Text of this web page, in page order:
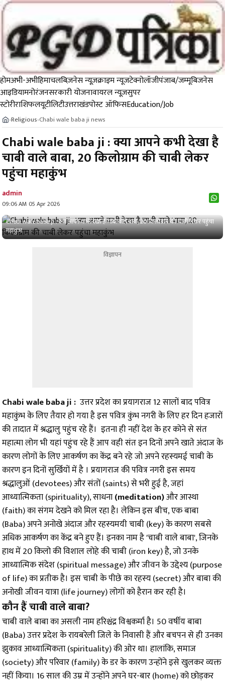
होमअभी-अभीहिमाचलबिज़नेस न्यूज़क्राइम न्यूजटेक्नोलॉजीपंजाब/जम्मूबिजनेस
आइडियामनोरंजनसरकारी योजनावायरल न्यूज़सुपर
स्टोरीराशिफलयूटीलिटीउत्तराखंडपोस्ट ऑफिसEducation/Job
›Religious›Chabi wale baba ji news
Chabi wale baba ji : क्या आपने कभी देखा है
चाबी वाले बाबा, 20 किलोग्राम की चाबी लेकर
पहुंचा महाकुंभ
admin
09:06 AM 05 Apr 2026
Chabi wale baba ji : क्या आपने कभी देखा है चाबी वाले बाबा, 20 किलोग्राम की चाबी लेकर पहुंचा
महाकुंभ
विज्ञापन
Chabi wale baba ji : उत्तर प्रदेश का प्रयागराज 12 सालों बाद पवित्र
महाकुंभ के लिए तैयार हो गया है इस पवित्र कुंभ नगरी के लिए हर दिन हजारों
की तादात में श्रद्धालु पहुंच रहे हैं। इतना ही नहीं देश के हर कोने से संत
महात्मा लोग भी यहां पहुंच रहे हैं आप वही संत इन दिनों अपने खाते अंदाज के
कारण लोगों के लिए आकर्षण का केंद्र बने रहे जो अपने रहस्यमई चाबी के
कारण इन दिनों सुर्खियों में है । प्रयागराज की पवित्र नगरी इस समय
श्रद्धालुओं (devotees) और संतों (saints) से भरी हुई है, जहां
आध्यात्मिकता(spirituality), साधना(meditation)और आस्था
(faith) का संगम देखने को मिल रहा है। लेकिन इस बीच, एक बाबा
(Baba) अपने अनोखे अंदाज और रहस्यमयी चाबी (key) के कारण सबसे
अधिक आकर्षण का केंद्र बने हुए हैं। इनका नाम है 'चाबी वाले बाबा', जिनके
हाथ में 20 किलो की विशाल लोहे की चाबी (iron key) है, जो उनके
आध्यात्मिक संदेश (spiritual message) और जीवन के उद्देश्य (purpose
of life) का प्रतीक है। इस चाबी के पीछे का रहस्य (secret) और बाबा की
अनोखी जीवन यात्रा (life journey) लोगों को हैरान कर रही है।
कौन हैं चाबी वाले बाबा?
चाबी वाले बाबा का असली नाम हरिश्चंद्र विश्वकर्मा है। 50 वर्षीय बाबा
(Baba) उत्तर प्रदेश के रायबरेली जिले के निवासी हैं और बचपन से ही उनका
झुकाव आध्यात्मिकता (spirituality) की ओर था। हालांकि, समाज
(society) और परिवार (family) के डर के कारण उन्होंने इसे खुलकर व्यक्त
नहीं किया। 16 साल की उम्र में उन्होंने अपने घर-बार (home) को छोड़कर